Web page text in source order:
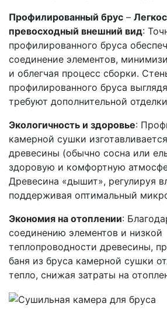
Профилированный брус –
превосходный внешний вид:
профилированного бруса
соединение элементов,
и облегчая процесс сборки.
профилированного бруса
требуют дополнительной
Экологичность и здоровье:
камерной сушки
древесины (обычно сосна или
здоровую и комфортную
Древесина «дышит», регулируя
поддерживая оптимальный
Экономия на отоплении:
соединению элементов и низкой
теплопроводности древесины,
баня из бруса камерной сушки
тепло, снижая затраты на